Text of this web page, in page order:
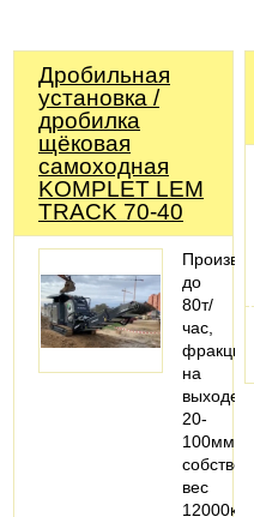
Дробильная
установка /
дробилка
щёковая
самоходная
KOMPLET LEM
TRACK 70-40
до
80т/
час,
фракция
на
выходе
20-
100мм,
вес
12000кг,